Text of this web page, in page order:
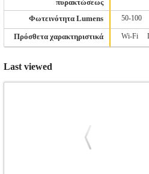
πυρακτώσεως
Φωτεινότητα Lumens
50-100
Πρόσθετα χαρακτηριστικά Wi-Fi
Last viewed